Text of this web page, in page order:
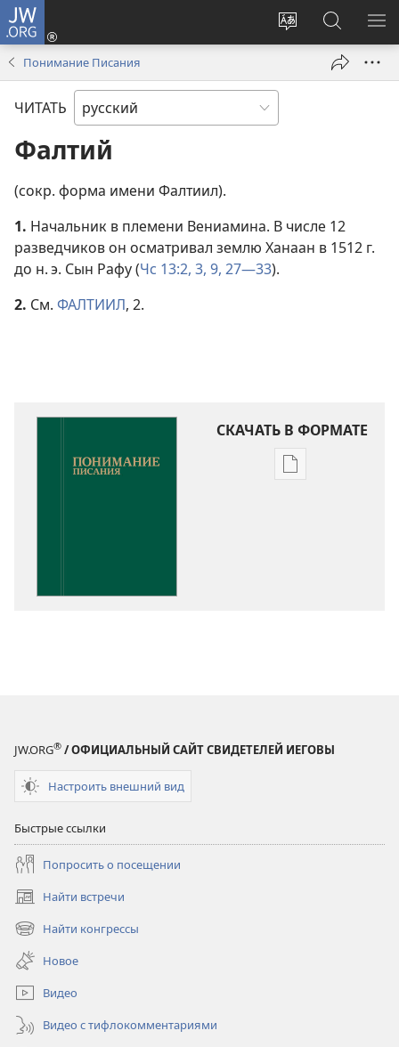
JW.ORG
Изменить
Войти
(открывается
окне)
Поиск
по
jw.org
Понимание Писания
ЧИТАТЬ
Фалтий
(сокр. форма имени Фалтиил).
1. Начальник в племени Вениамина. В числе 12
разведчиков он осматривал землю Ханаан в 1512 г.
до н. э. Сын Рафу (Чс 13:2, 3, 9, 27—33).
2. См. ФАЛТИИЛ, 2.
СКАЧАТЬ В ФОРМАТЕ
Варианты
JW.ORG® / ОФИЦИАЛЬНЫЙ САЙТ СВИДЕТЕЛЕЙ ИЕГОВЫ
Настроить внешний вид
Быстрые ссылки
Попросить о посещении
Найти встречи
(открывается
в
новом
окне)
Найти конгрессы
(открывается
новом
окне)
Новое
Видео
Видео с тифлокомментариями